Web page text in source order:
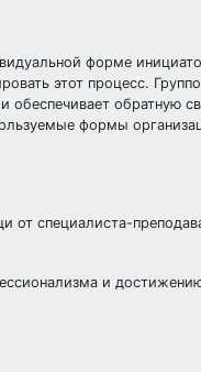
форме
этот процесс.
обеспечивает обратную
формы
от специалиста-
и